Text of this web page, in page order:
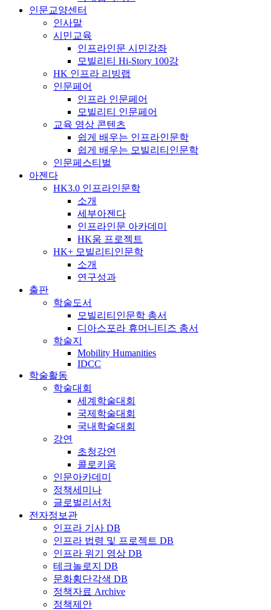
인문교양센터
인사말
시민교육
인프라인문 시민강좌
모빌리티 Hi-Story 100강
HK 인프라 리빙랩
인문페어
인프라 인문페어
모빌리티 인문페어
교육 영상 콘텐츠
쉽게 배우는 인프라인문학
쉽게 배우는 모빌리티인문학
인문페스티벌
아젠다
HK3.0 인프라인문학
소개
세부아젠다
인프라인문 아카데미
HK움 프로젝트
HK+ 모빌리티인문학
소개
연구성과
출판
학술도서
모빌리티인문학 총서
디아스포라 휴머니티즈 총서
학술지
Mobility Humanities
IDCC
학술활동
학술대회
세계학술대회
국제학술대회
국내학술대회
강연
초청강연
콜로키움
인문아카데미
정책세미나
글로벌리서처
전자정보관
인프라 기사 DB
인프라 법령 및 프로젝트 DB
인프라 위기 영상 DB
테크놀로지 DB
문화횡단각색 DB
정책자료 Archive
정책제안